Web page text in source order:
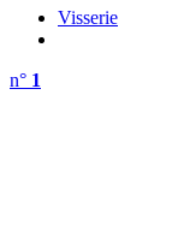
Visserie
n° 1